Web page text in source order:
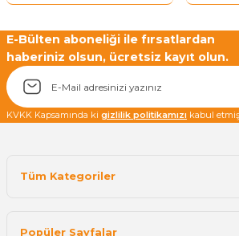
E-Bülten aboneliği ile fırsatlardan
haberiniz olsun, ücretsiz kayıt olun.
KVKK Kapsamında ki gizlilik politikamızı kabul
Tüm Kategoriler
Popüler Sayfalar